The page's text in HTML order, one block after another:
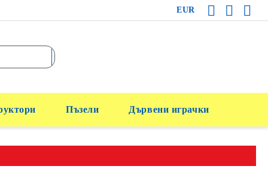
EUR
Пъзели Дървени играчки